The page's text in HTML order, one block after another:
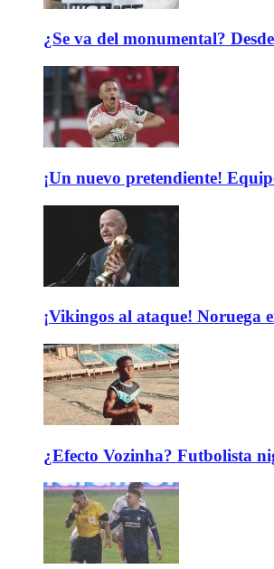
¿Se va del monumental?
¡Un nuevo pretendiente!
¡Vikingos al ataque!
¿Efecto Vozinha? Futbolista